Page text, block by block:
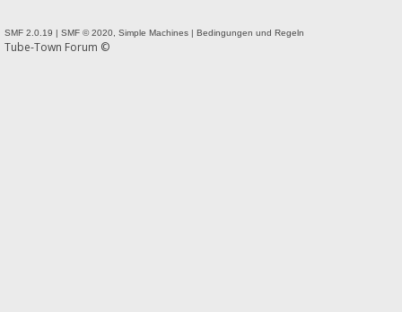
SMF 2.0.19 | SMF © 2020, Simple Machines | Bedingungen und Regeln
Tube-Town Forum ©